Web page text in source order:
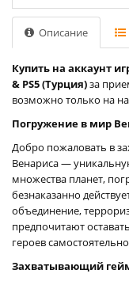
Описание
Купить на аккаунт
& PS5 (Турция)за
возможно только на
Погружение в мир
Добро пожаловать в
Венариса —
множества планет,
безнаказанно
объединение,
предпочитают
героев
Захватывающий